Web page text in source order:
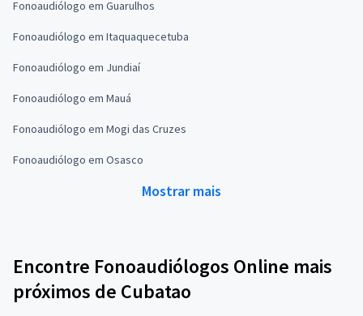
Fonoaudiólogo em Guarulhos
Fonoaudiólogo em Itaquaquecetuba
Fonoaudiólogo em Jundiaí
Fonoaudiólogo em Mauá
Fonoaudiólogo em Mogi das Cruzes
Fonoaudiólogo em Osasco
Mostrar mais
Encontre Fonoaudiólogos Online mais
próximos de Cubatao